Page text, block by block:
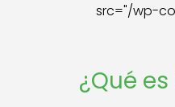
src="/wp-
¿Qué